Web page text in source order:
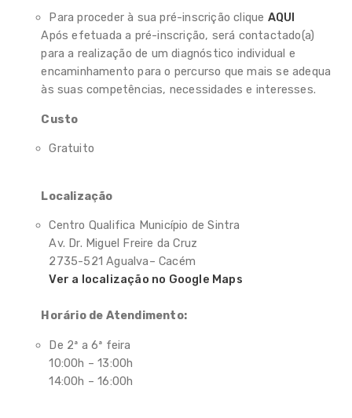
Para proceder à sua pré-inscrição clique AQUI
Após efetuada a pré-inscrição, será contactado(a)
para a realização de um diagnóstico individual e
encaminhamento para o percurso que mais se adequa
às suas competências, necessidades e interesses.
Custo
Gratuito
Localização
Centro Qualifica Município de Sintra
Av. Dr. Miguel Freire da Cruz
2735-521 Agualva– Cacém
Ver a localização no Google Maps
Horário de Atendimento:
De 2ª a 6ª feira
10:00h – 13:00h
14:00h – 16:00h